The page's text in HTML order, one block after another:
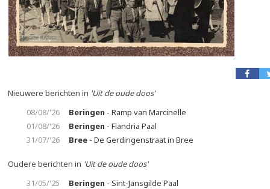
Nieuwere berichten in 'Uit de oude doos'
08/08/'26
Beringen - Ramp van Marcinelle
01/08/'26
Beringen - Flandria Paal
31/07/'26
Bree - De Gerdingenstraat in Bree
Oudere berichten in 'Uit de oude doos'
31/05/'25
Beringen - Sint-Jansgilde Paal